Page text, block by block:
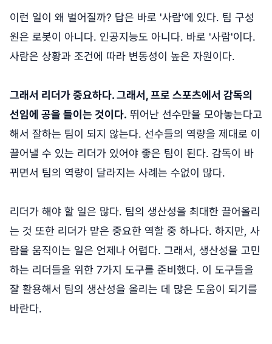
이런 일이 왜 벌어질까? 답은 바로 '사람'에 있다. 팀 구성
원은 로봇이 아니다. 인공지능도 아니다. 바로 '사람'이다.
사람은 상황과 조건에 따라 변동성이 높은 자원이다.
그래서 리더가 중요하다. 그래서, 프로 스포츠에서 감독의
선임에 공을 들이는 것이다. 뛰어난 선수만을 모아놓는다고
해서 잘하는 팀이 되지 않는다. 선수들의 역량을 제대로 이
끌어낼 수 있는 리더가 있어야 좋은 팀이 된다. 감독이 바
뀌면서 팀의 역량이 달라지는 사례는 수없이 많다.
리더가 해야 할 일은 많다. 팀의 생산성을 최대한 끌어올리
는 것 또한 리더가 맡은 중요한 역할 중 하나다. 하지만, 사
람을 움직이는 일은 언제나 어렵다. 그래서, 생산성을 고민
하는 리더들을 위한 7가지 도구를 준비했다. 이 도구들을
잘 활용해서 팀의 생산성을 올리는 데 많은 도움이 되기를
바란다.